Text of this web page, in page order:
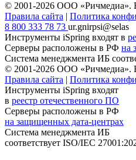
© 2001-2026 ООО «Ричмедиа».
Правила сайта | Политика
8 800 333 78 73 ur.gnirpsi@selas
Инструменты iSpring входят в
Серверы расположены в РФ на
Система менеджмента ИБ
© 2001-2026 ООО «Ричмедиа».
Правила сайта | Политика
Инструменты iSpring входят
в реестр отечественного ПО
Серверы расположены в РФ
на защищенных дата-центрах
Система менеджмента ИБ
соответствует ISO/IEC